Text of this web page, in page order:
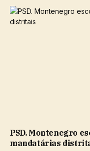
PSD. Montenegro
mandatárias